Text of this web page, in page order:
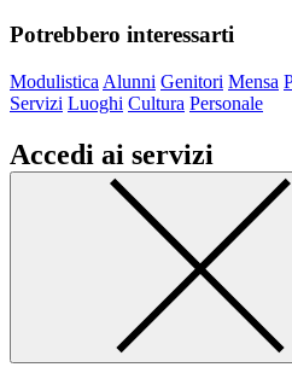
Potrebbero interessarti
Modulistica Alunni Genitori Mensa
Servizi Luoghi Cultura Personale
Accedi ai servizi